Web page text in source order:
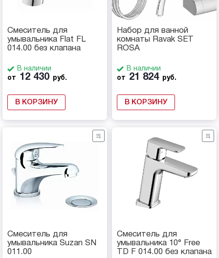
Смеситель для
умывальника Flat FL
014.00 без клапана
В наличии
от
12 430 руб.
В КОРЗИНУ
Набор для ванной
комнаты Ravak SET
ROSA
В наличии
от
21 824 руб.
В КОРЗИНУ
Смеситель для
умывальника Suzan SN
011.00
Смеситель для
умывальника 10° Free
TD F 014.00 без клапана